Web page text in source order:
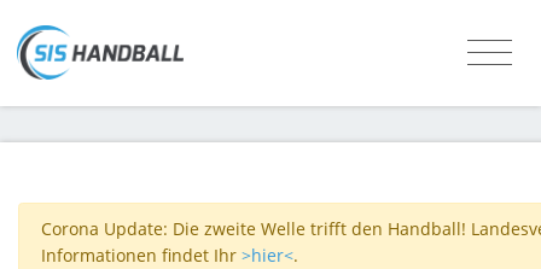
Corona Update: Die zweite Welle trifft den Handball!
Informationen findet Ihr >hier<.